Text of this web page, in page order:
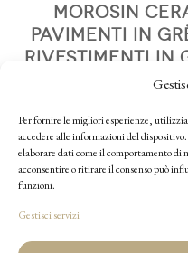
Per fornire le migliori esperienze,
accedere alle informazioni del
elaborare dati come il comportamento di
acconsentire o ritirare il consenso può
funzioni.
Gestisci servizi
Morosin
pavimenti in
rivestimenti in
su misura
CONTATTACI